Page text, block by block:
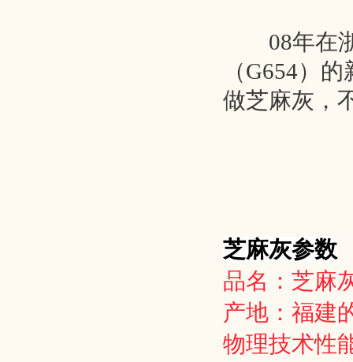
08年在浙
（G654）
做芝麻灰，
芝麻灰参数
品名：芝麻
产地：福建
物理技术性